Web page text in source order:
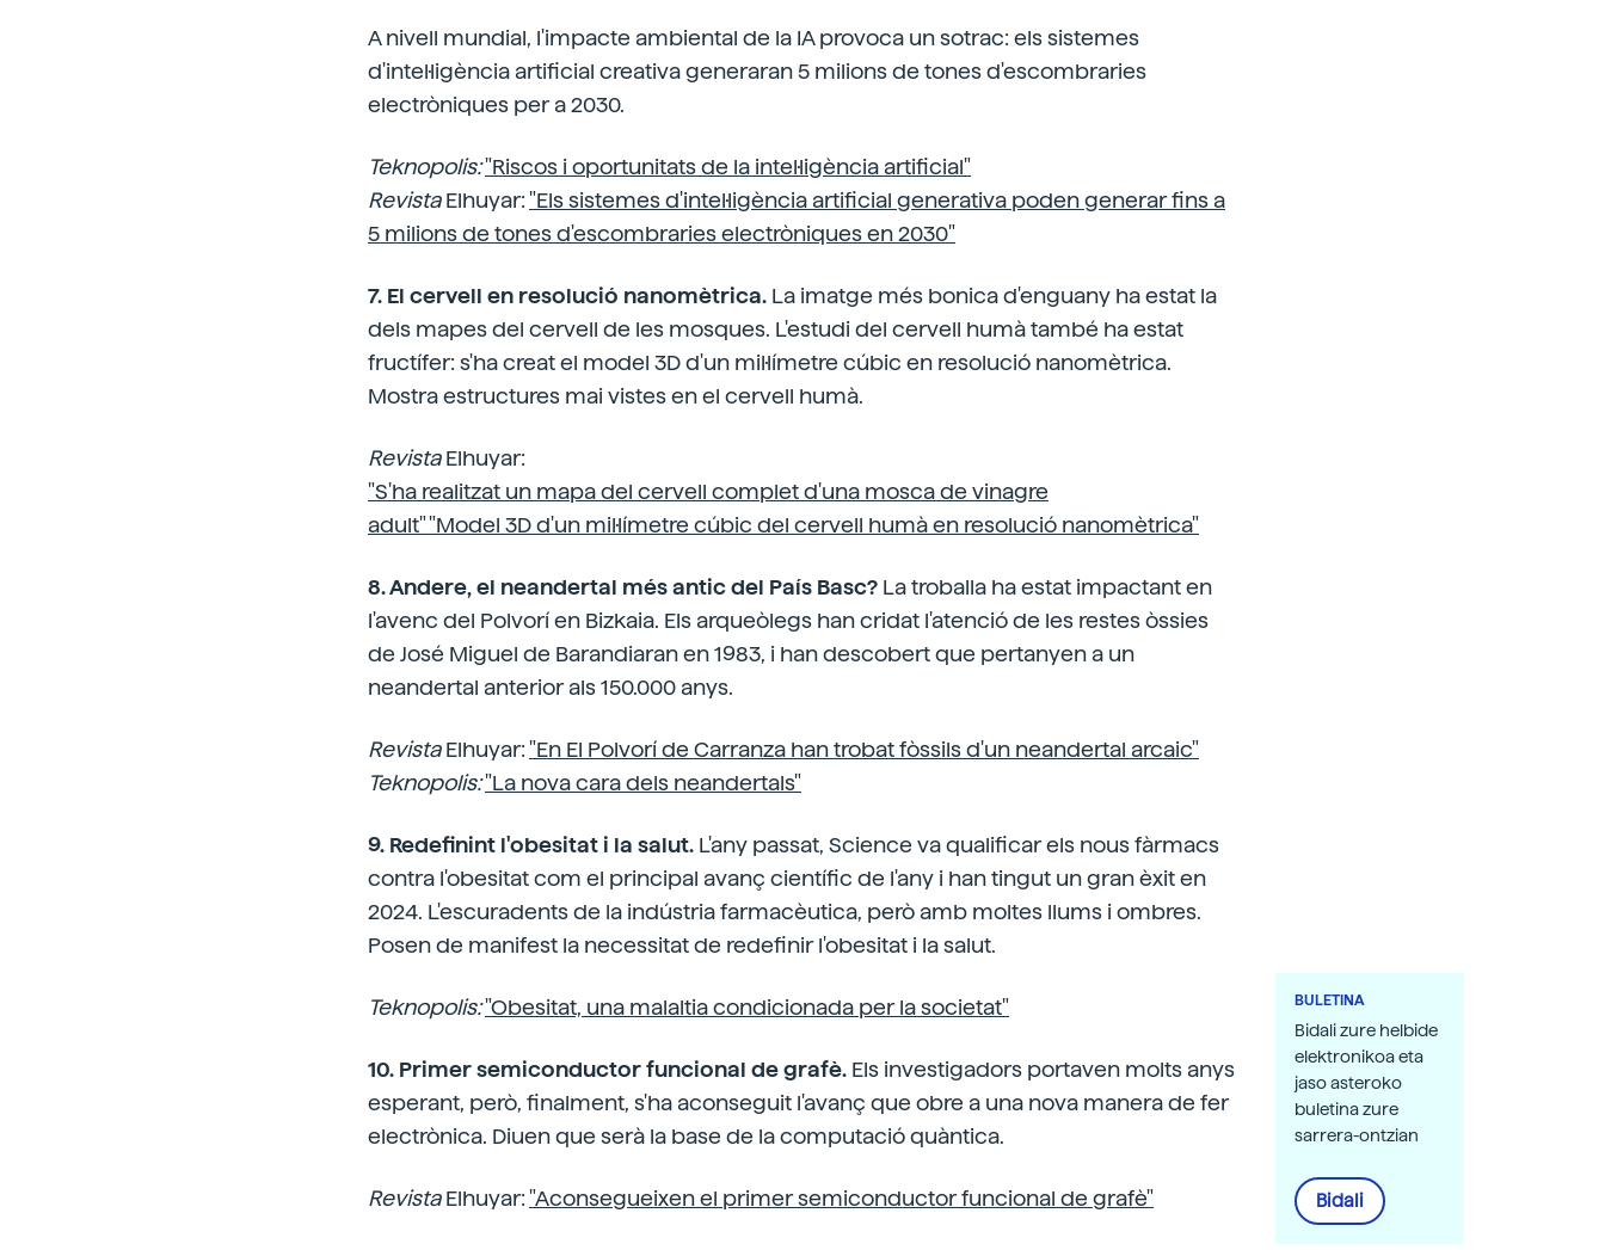
A nivell mundial, l'impacte ambiental de la IA provoca un sotrac: els sistemes
d'intel·ligència artificial creativa generaran 5 milions de tones d'escombraries
electròniques per a 2030.
Teknopolis:"Riscos i oportunitats de la intel·ligència artificial"
RevistaElhuyar:"Els sistemes d'intel·ligència artificial generativa poden generar fins a
5 milions de tones d'escombraries electròniques en 2030"
7. El cervell en resolució nanomètrica. La imatge més bonica d'enguany ha estat la
dels mapes del cervell de les mosques. L'estudi del cervell humà també ha estat
fructífer: s'ha creat el model 3D d'un mil·límetre cúbic en resolució nanomètrica.
Mostra estructures mai vistes en el cervell humà.
RevistaElhuyar:
"S'ha realitzat un mapa del cervell complet d'una mosca de vinagre
adult" "Model 3D d'un mil·límetre cúbic del cervell humà en resolució nanomètrica"
8. Andere, el neandertal més antic del País Basc? La troballa ha estat impactant en
l'avenc del Polvorí en Bizkaia. Els arqueòlegs han cridat l'atenció de les restes òssies
de José Miguel de Barandiaran en 1983, i han descobert que pertanyen a un
neandertal anterior als 150.000 anys.
RevistaElhuyar:"En El Polvorí de Carranza han trobat fòssils d'un neandertal arcaic"
Teknopolis:"La nova cara dels neandertals"
9. Redefinint l'obesitat i la salut. L'any passat, Science va qualificar els nous fàrmacs
contra l'obesitat com el principal avanç científic de l'any i han tingut un gran èxit en
2024. L'escuradents de la indústria farmacèutica, però amb moltes llums i ombres.
Posen de manifest la necessitat de redefinir l'obesitat i la salut.
Teknopolis:"Obesitat, una malaltia condicionada per la societat"
10. Primer semiconductor funcional de grafè. Els investigadors portaven molts anys
esperant, però, finalment, s'ha aconseguit l'avanç que obre a una nova manera de fer
electrònica. Diuen que serà la base de la computació quàntica.
RevistaElhuyar:"Aconsegueixen el primer semiconductor funcional de grafè"
BULETINA
Bidali zure helbide
elektronikoa eta
jaso asteroko
buletina zure
sarrera-ontzian
Bidali